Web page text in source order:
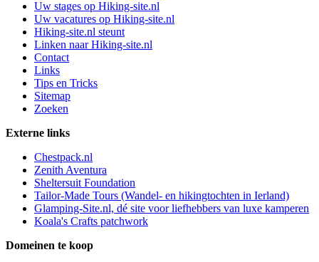
Uw stages op Hiking-site.nl
Uw vacatures op Hiking-site.nl
Hiking-site.nl steunt
Linken naar Hiking-site.nl
Contact
Links
Tips en Tricks
Sitemap
Zoeken
Externe links
Chestpack.nl
Zenith Aventura
Sheltersuit Foundation
Tailor-Made Tours (Wandel- en hikingtochten in Ierland)
Glamping-Site.nl, dé site voor liefhebbers van luxe kamperen
Koala's Crafts patchwork
Domeinen te koop